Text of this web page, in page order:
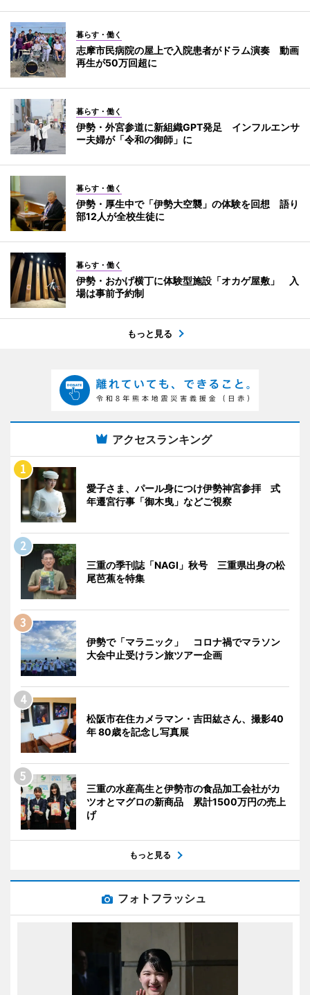
暮らす・働く
志摩市民病院の屋上で入院患者がドラム演奏 動画
再生が50万回超に
暮らす・働く
伊勢・外宮参道に新組織GPT発足 インフルエンサ
ー夫婦が「令和の御師」に
暮らす・働く
伊勢・厚生中で「伊勢大空襲」の体験を回想 語り
部12人が全校生徒に
暮らす・働く
伊勢・おかげ横丁に体験型施設「オカゲ屋敷」 入
場は事前予約制
もっと見る
アクセスランキング
愛子さま、パール身につけ伊勢神宮参拝 式
年遷宮行事「御木曳」などご視察
三重の季刊誌「NAGI」秋号 三重県出身の松
尾芭蕉を特集
伊勢で「マラニック」 コロナ禍でマラソン
大会中止受けラン旅ツアー企画
松阪市在住カメラマン・吉田紘さん、撮影40
年 80歳を記念し写真展
三重の水産高生と伊勢市の食品加工会社がカ
ツオとマグロの新商品 累計1500万円の売上
げ
もっと見る
フォトフラッシュ